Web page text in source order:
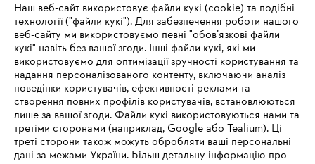
Зареєструватись зараз
#STIHL
Наш веб-сайт використовує файли кукі (cookie) та подібні
технології ("файли кукі"). Для забезпечення роботи нашого
веб-сайту ми використовуємо певні "обов’язкові файли
кукі" навіть без вашої згоди. Інші файли кукі, які ми
використовуємо для оптимізації зручності користування та
надання персоналізованого контенту, включаючи аналіз
поведінки користувачів, ефективності реклами та
створення повних профілів користувачів, встановлюються
лише за вашої згоди. Файли кукі використовуються нами та
третіми сторонами (наприклад, Google або Tealium). Ці
треті сторони також можуть обробляти ваші персональні
дані за межами України. Більш детальну інформацію про